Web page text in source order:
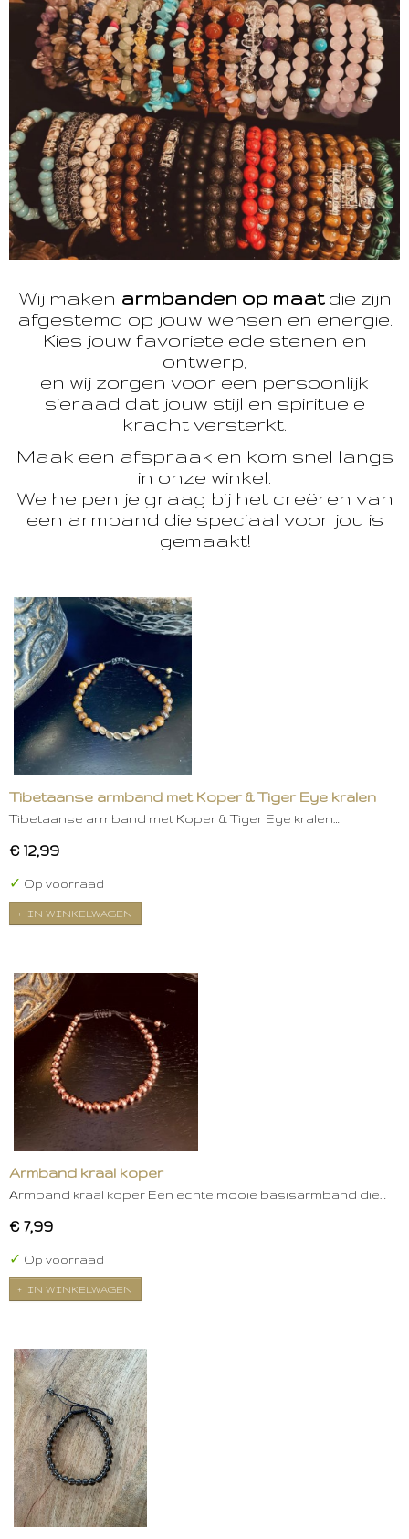
Wij maken armbanden op maatdie zijn
afgestemd op jouw wensen en energie.
Kies jouw favoriete edelstenen en
ontwerp,
en wij zorgen voor een persoonlijk
sieraad dat jouw stijl en spirituele
kracht versterkt.
Maak een afspraak en kom snel langs
in onze winkel.
We helpen je graag bij het creëren van
een armband die speciaal voor jou is
gemaakt!
Tibetaanse armband met Koper & Tiger Eye kralen
Tibetaanse armband met Koper & Tiger Eye kralen…
€ 12,99
✓ Op voorraad
IN WINKELWAGEN
Armband kraal koper
Armband kraal koper Een echte mooie basisarmband die…
€ 7,99
✓ Op voorraad
IN WINKELWAGEN